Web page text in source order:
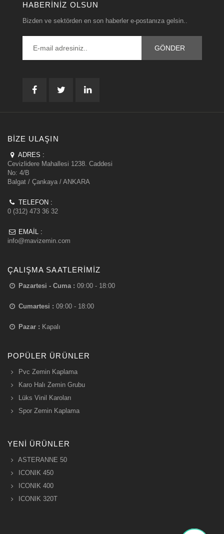
HABERINIZ OLSUN
Bizden ve sektörden en son haberler e-postanıza gelsin..
BIZE ULAŞIN
ADRES :
Cevizlidere Mahallesi 1238. Caddesi
No: 4/B
Balgat / Çankaya / ANKARA
TELEFON :
0 (312) 473 36 32
EMAIL :
info@mavizemin.com
ÇALIŞMA SAATLERIMIZ
Pazartesi - Cuma : 09:00 - 18:00
Cumartesi : 09:00 - 18:00
Pazar : Kapalı
POPÜLER ÜRÜNLER
Pvc Zemin Kaplama
Karo Halı Zemin Grubu
Lüks Vinil Karoları
Spor Zemin Kaplama
YENI ÜRÜNLER
ASTERANNE 50
ICONIK 450
ICONIK 400
ICONIK 320T